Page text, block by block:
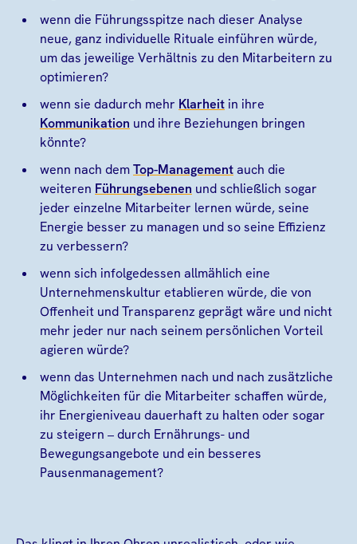
wenn die Führungsspitze nach dieser Analyse
neue, ganz individuelle Rituale einführen würde,
um das jeweilige Verhältnis zu den Mitarbeitern zu
optimieren?
wenn sie dadurch mehr Klarheit in ihre
Kommunikation und ihre Beziehungen bringen
könnte?
wenn nach demTop-Managementauch die
weiteren Führungsebenen und schließlich sogar
jeder einzelne Mitarbeiter lernen würde, seine
Energie besser zu managen und so seine Effizienz
zu verbessern?
wenn sich infolgedessen allmählich eine
Unternehmenskultur etablieren würde, die von
Offenheit und Transparenz geprägt wäre und nicht
mehr jeder nur nach seinem persönlichen Vorteil
agieren würde?
wenn das Unternehmen nach und nach zusätzliche
Möglichkeiten für die Mitarbeiter schaffen würde,
ihr Energieniveau dauerhaft zu halten oder sogar
zu steigern – durch Ernährungs- und
Bewegungsangebote und ein besseres
Pausenmanagement?